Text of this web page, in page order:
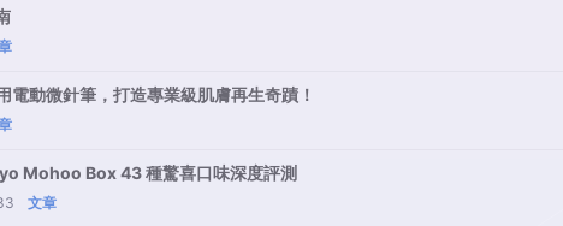
電動微針筆，打造專業級肌膚再生奇蹟！
Mohoo Box 43 種驚喜口味深度評測
文章